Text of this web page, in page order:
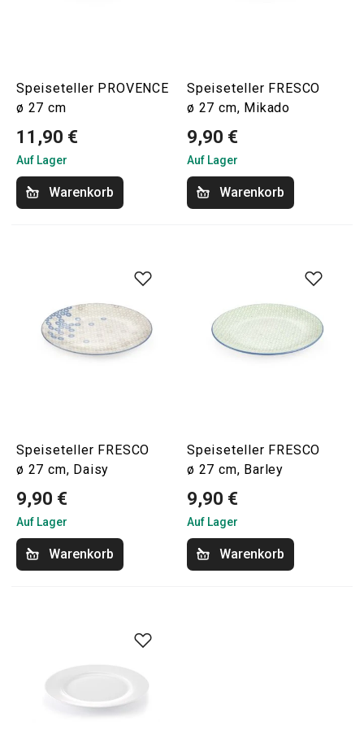
Speiseteller PROVENCE
ø 27 cm
11,90 €
Auf Lager
Warenkorb
Speiseteller FRESCO
ø 27 cm, Mikado
9,90 €
Auf Lager
Warenkorb
Speiseteller FRESCO
ø 27 cm, Daisy
9,90 €
Auf Lager
Warenkorb
Speiseteller FRESCO
ø 27 cm, Barley
9,90 €
Auf Lager
Warenkorb